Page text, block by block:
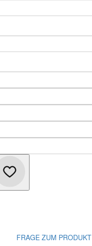
FRAGE ZUM PRODUKT